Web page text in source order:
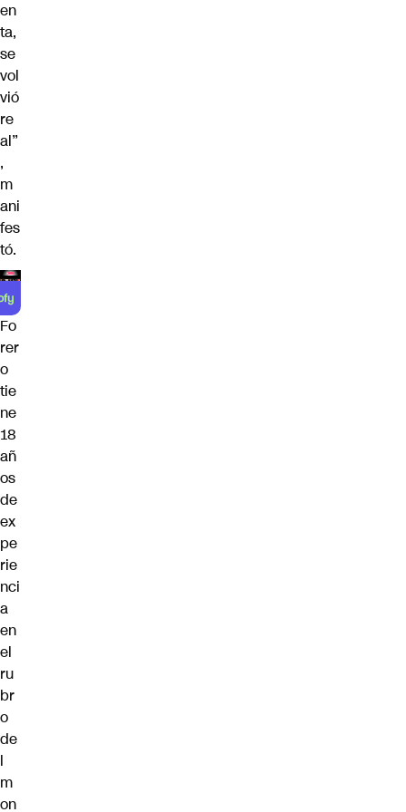
en
ta,
se
vol
vió
re
al”
,
m
ani
fes
tó.
Fo
rer
o
tie
ne
18
añ
os
de
ex
pe
rie
nci
a
en
el
ru
br
o
de
l
m
on